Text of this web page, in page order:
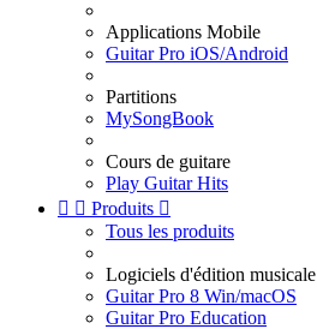
Applications Mobile
Guitar Pro iOS/Android
Partitions
MySongBook
Cours de guitare
Play Guitar Hits
  Produits 
Tous les produits
Logiciels d'édition musicale
Guitar Pro 8 Win/macOS
Guitar Pro Education